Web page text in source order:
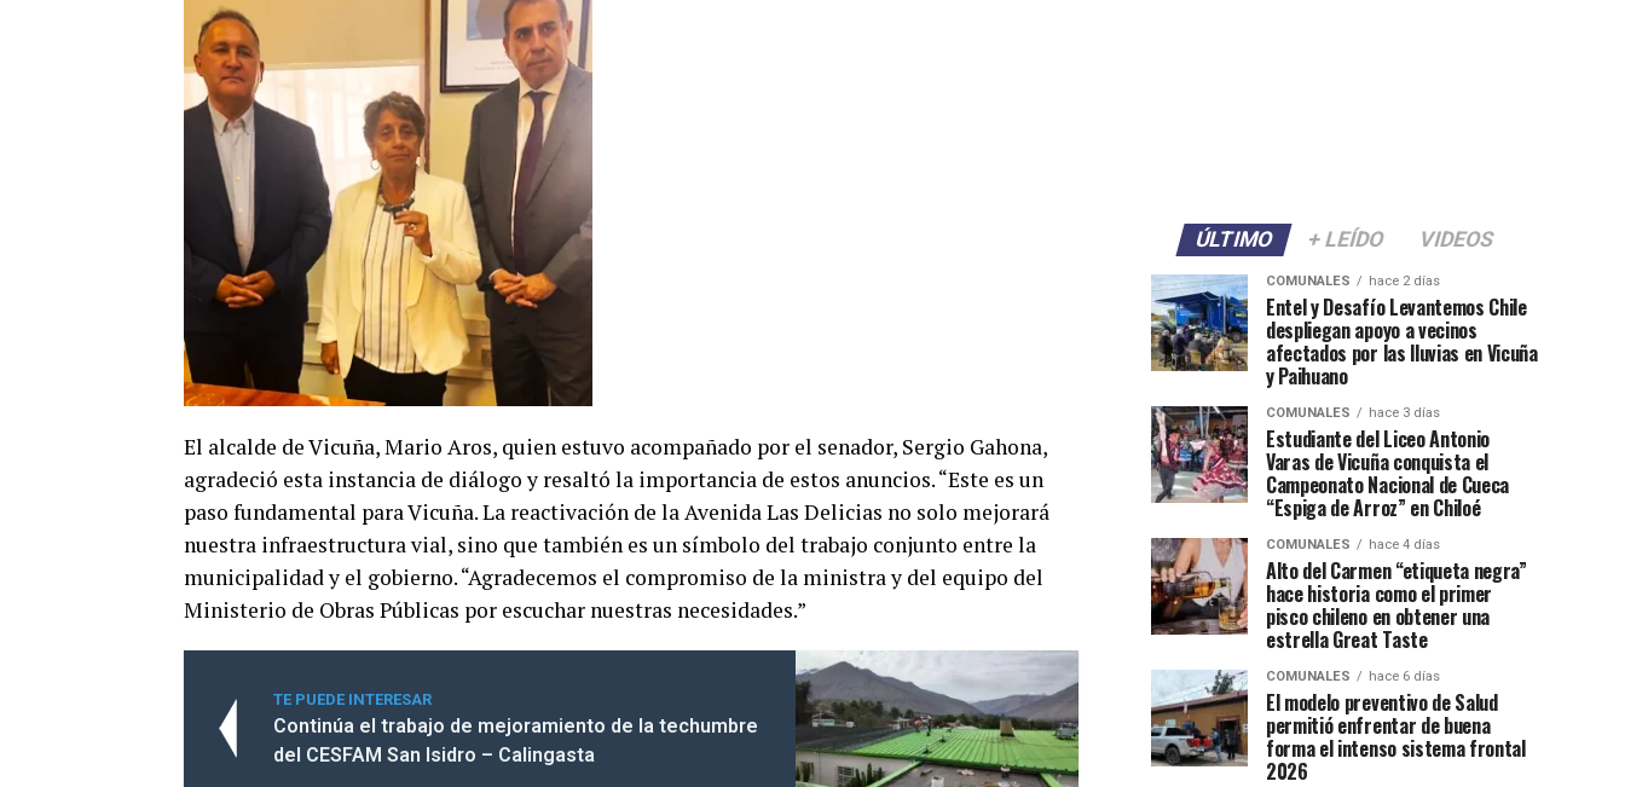
El alcalde de Vicuña, Mario Aros, quien estuvo acompañado por el senador, Sergio Gahona,
agradeció esta instancia de diálogo y resaltó la importancia de estos anuncios. “Este es un
paso fundamental para Vicuña. La reactivación de la Avenida Las Delicias no solo mejorará
nuestra infraestructura vial, sino que también es un símbolo del trabajo conjunto entre la
municipalidad y el gobierno. “Agradecemos el compromiso de la ministra y del equipo del
Ministerio de Obras Públicas por escuchar nuestras necesidades.”
TE PUEDE INTERESAR
Continúa el trabajo de mejoramiento de la techumbre
del CESFAM San Isidro – Calingasta
ÚLTIMO + LEÍDO VIDEOS
COMUNALES hace 2 días
Entel y Desafío Levantemos Chile
despliegan apoyo a vecinos
afectados por las lluvias en Vicuña
y Paihuano
COMUNALES hace 3 días
Estudiante del Liceo Antonio
Varas de Vicuña conquista el
Campeonato Nacional de Cueca
“Espiga de Arroz” en Chiloé
COMUNALES hace 4 días
Alto del Carmen “etiqueta negra”
hace historia como el primer
pisco chileno en obtener una
estrella Great Taste
COMUNALES hace 6 días
El modelo preventivo de Salud
permitió enfrentar de buena
forma el intenso sistema frontal
2026